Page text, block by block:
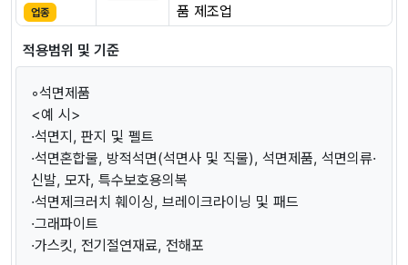
업종
품 제조업
적용범위 및 기준
◦석면제품
<예 시>
·석면지, 판지 및 펠트
·석면혼합물, 방적석면(석면사 및 직물), 석면제품, 석면의류·
신발, 모자, 특수보호용의복
·석면제크러치 훼이싱, 브레이크라이닝 및 패드
·그래파이트
·가스킷, 전기절연재료, 전해포